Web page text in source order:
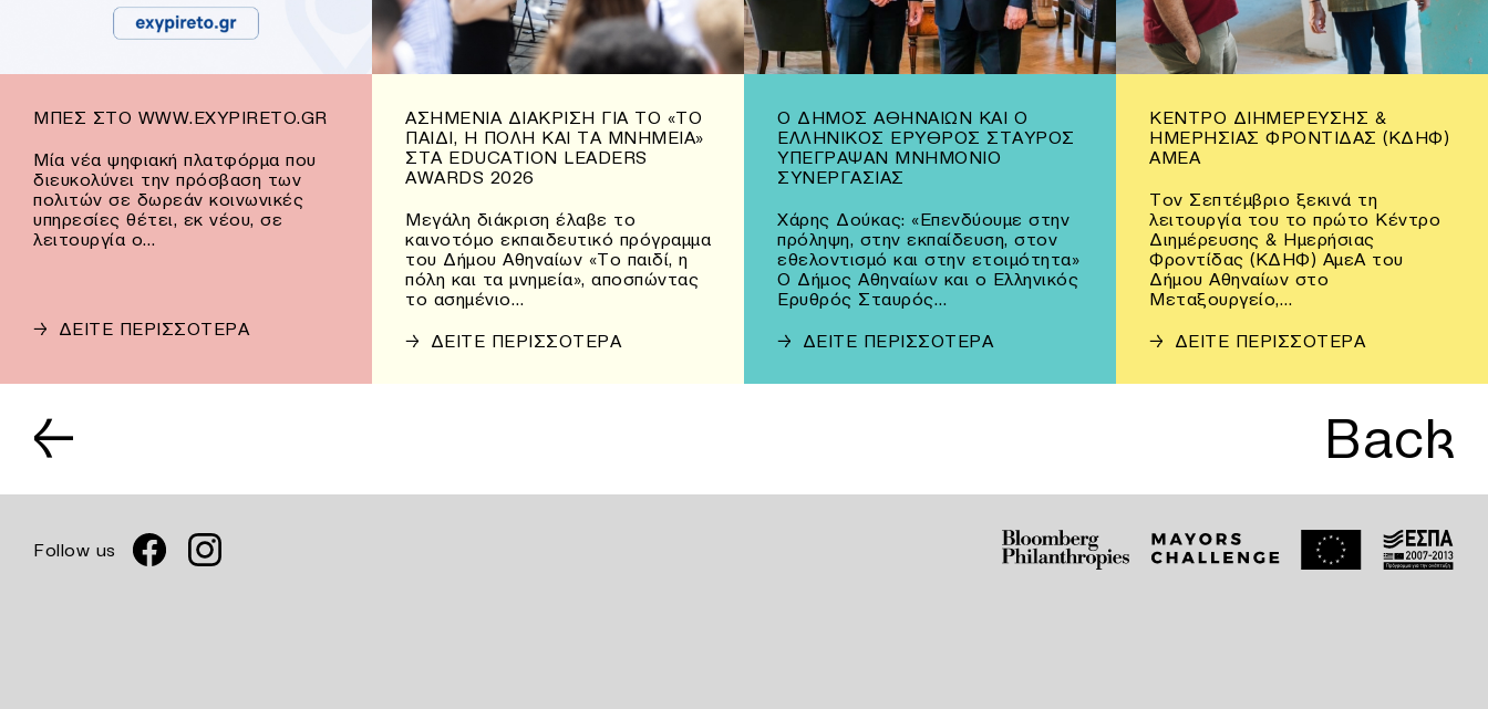
ΜΠΕΣ ΣΤΟ WWW.EXYPIRETO.GR
Μία νέα ψηφιακή πλατφόρμα που
διευκολύνει την πρόσβαση των
πολιτών σε δωρεάν κοινωνικές
υπηρεσίες θέτει, εκ νέου, σε
λειτουργία ο…
→ ΔΕΙΤΕ ΠΕΡΙΣΣΟΤΕΡΑ
ΑΣΗΜΈΝΙΑ ΔΙΆΚΡΙΣΗ ΓΙΑ ΤΟ «ΤΟ
ΠΑΙΔΊ, Η ΠΌΛΗ ΚΑΙ ΤΑ ΜΝΗΜΕΊΑ»
ΣΤΑ EDUCATION LEADERS
AWARDS 2026
Μεγάλη διάκριση έλαβε το
καινοτόμο εκπαιδευτικό πρόγραμμα
του Δήμου Αθηναίων «Το παιδί, η
πόλη και τα μνημεία», αποσπώντας
το ασημένιο…
→ ΔΕΙΤΕ ΠΕΡΙΣΣΟΤΕΡΑ
Ο ΔΉΜΟΣ ΑΘΗΝΑΊΩΝ ΚΑΙ Ο
ΕΛΛΗΝΙΚΌΣ ΕΡΥΘΡΌΣ ΣΤΑΥΡΌΣ
ΥΠΈΓΡΑΨΑΝ ΜΝΗΜΌΝΙΟ
ΣΥΝΕΡΓΑΣΊΑΣ
Χάρης Δούκας: «Επενδύουμε στην
πρόληψη, στην εκπαίδευση, στον
εθελοντισμό και στην ετοιμότητα»
Ο Δήμος Αθηναίων και ο Ελληνικός
Ερυθρός Σταυρός…
→ ΔΕΙΤΕ ΠΕΡΙΣΣΟΤΕΡΑ
ΚΈΝΤΡΟ ΔΙΗΜΈΡΕΥΣΗΣ &
ΗΜΕΡΉΣΙΑΣ ΦΡΟΝΤΊΔΑΣ (ΚΔΗΦ)
ΑΜΕΑ
Τον Σεπτέμβριο ξεκινά τη
λειτουργία του το πρώτο Κέντρο
Διημέρευσης & Ημερήσιας
Φροντίδας (ΚΔΗΦ) ΑμεΑ του
Δήμου Αθηναίων στο
Μεταξουργείο,…
→ ΔΕΙΤΕ ΠΕΡΙΣΣΟΤΕΡΑ
← Back
Follow us